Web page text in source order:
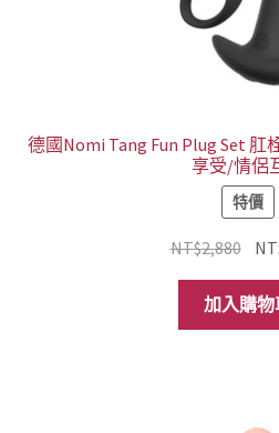
德國Nomi Tang Fun Plug Set 肛
享受/情侶
特價
NT$2,880 原
始
價
格：
加入購物